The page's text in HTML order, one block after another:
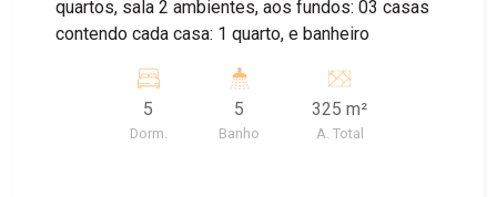
quartos, sala 2 ambientes, aos fundos: 03 casas
contendo cada casa: 1 quarto, e banheiro
5
Dorm.
5
Banho
325 m²
A. Total